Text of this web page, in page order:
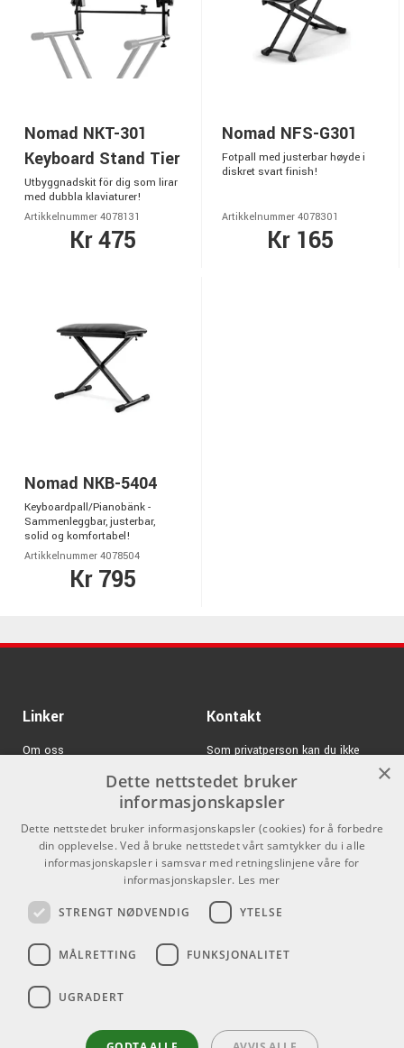
Nomad NKT-301
Keyboard Stand Tier
Utbyggnadskit för dig som lirar
med dubbla klaviaturer!
Artikkelnummer 4078131
Kr 475
Nomad NFS-G301
Fotpall med justerbar høyde i
diskret svart finish!
Artikkelnummer 4078301
Kr 165
Nomad NKB-5404
Keyboardpall/Pianobänk -
Sammenleggbar, justerbar,
solid og komfortabel!
Artikkelnummer 4078504
Kr 795
Linker
Om oss
GDPR & Cookies
Kontakt
Som privatperson kan du ikke
kjøpe på denne nettsiden, alt salg
skjer gjennom våre forhandlere.
info@emnordic.no
×
Dette nettstedet bruker
informasjonskapsler
Dette nettstedet bruker informasjonskapsler (cookies) for å forbedre
din opplevelse. Ved å bruke nettstedet vårt samtykker du i alle
informasjonskapsler i samsvar med retningslinjene våre for
informasjonskapsler. Les mer
STRENGT NØDVENDIG YTELSE
MÅLRETTING FUNKSJONALITET
UGRADERT